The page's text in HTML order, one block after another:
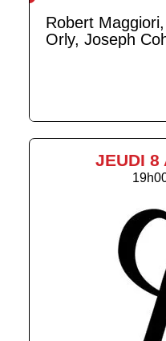
Robert
Orly, Joseph
JEUDI 8